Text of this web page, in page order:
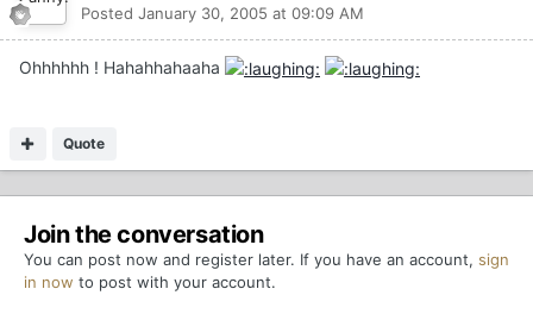
Posted January 30, 2005 at 09:09 AM
Ohhhhhh ! Hahahhahaaha
Quote
Join the conversation
You can post now and register later. If you have an account, sign
in now to post with your account.